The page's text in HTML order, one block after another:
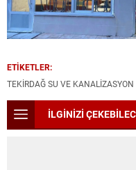
ETİKETLER:
TEKIRDAĞ SU VE
İLGİNİZİ